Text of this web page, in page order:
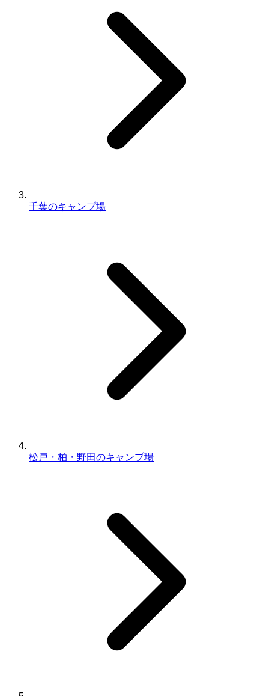
千葉のキャンプ場
松戸・柏・野田のキャンプ場